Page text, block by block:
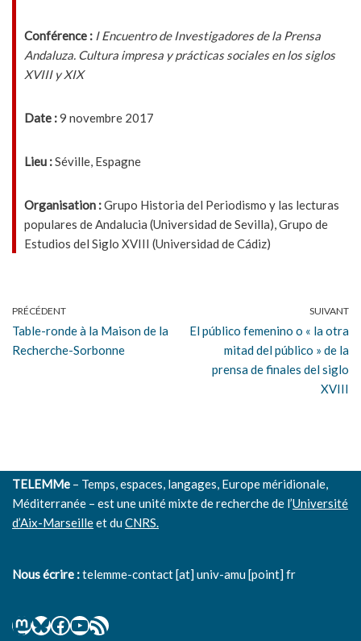
Conférence : I Encuentro de Investigadores de la Prensa
Andaluza. Cultura impresa y prácticas sociales en los siglos
XVIII y XIX
Date :9 novembre 2017
Lieu :Séville, Espagne
Organisation :Grupo Historia del Periodismo y las lecturas
populares de Andalucia (Universidad de Sevilla), Grupo de
Estudios del Siglo XVIII (Universidad de Cádiz)
PRÉCÉDENT
Table-ronde à la Maison de la
Recherche-Sorbonne
SUIVANT
El público femenino o « la otra
mitad del público » de la
prensa de finales del siglo
XVIII
TELEMMe – Temps, espaces, langages, Europe méridionale,
Méditerranée – est une unité mixte de recherche de l’Université
d’Aix-Marseilleet duCNRS.
Nous écrire :telemme-contact [at] univ-amu [point] fr